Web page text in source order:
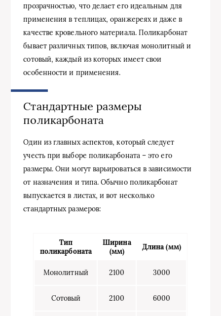
прозрачностью, что делает его идеальным для
применения в теплицах, оранжереях и даже в
качестве кровельного материала. Поликарбонат
бывает различных типов, включая монолитный и
сотовый, каждый из которых имеет свои
особенности и применения.
Стандартные размеры
поликарбоната
Один из главных аспектов, который следует
учесть при выборе поликарбоната – это его
размеры. Они могут варьироваться в зависимости
от назначения и типа. Обычно поликарбонат
выпускается в листах, и вот несколько
стандартных размеров:
Тип
поликарбоната
Ширина
(мм)
Длина (мм)
Монолитный 2100 3000
Сотовый 2100 6000